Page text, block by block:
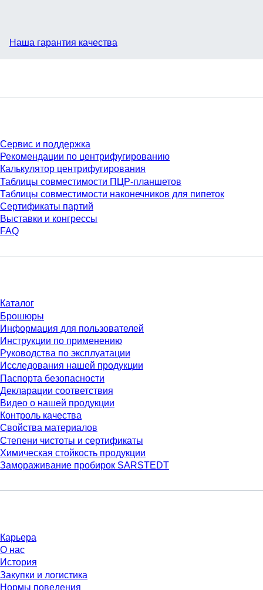
Наша гарантия качества
Сервис и поддержка
Рекомендации по центрифугированию
Калькулятор центрифугирования
Таблицы совместимости ПЦР-планшетов
Таблицы совместимости наконечников для пипеток
Сертификаты партий
Выставки и конгрессы
FAQ
Каталог
Брошюры
Информация для пользователей
Инструкции по применению
Руководства по эксплуатации
Исследования нашей продукции
Паспорта безопасности
Декларации соответствия
Видео о нашей продукции
Контроль качества
Свойства материалов
Степени чистоты и сертификаты
Химическая стойкость продукции
Замораживание пробирок SARSTEDT
Карьера
О нас
История
Закупки и логистика
Нормы поведения